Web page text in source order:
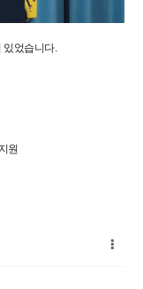
었습니다.
원